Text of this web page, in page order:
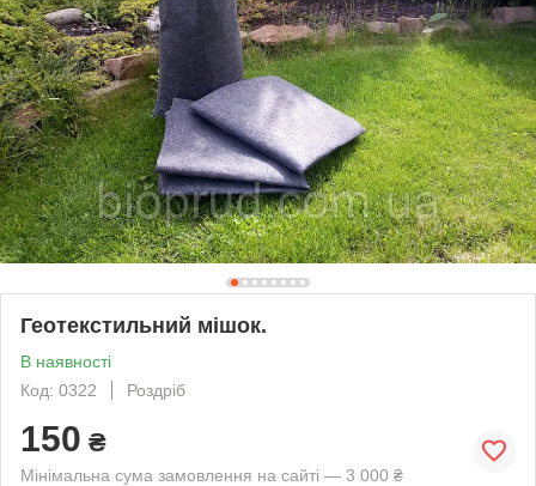
Геотекстильний мішок.
В наявності
Код: 0322
Роздріб
150 ₴
Мінімальна сума замовлення на сайті — 3 000 ₴